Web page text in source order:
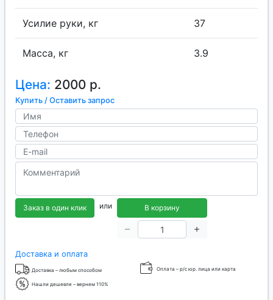
Усилие руки, кг 37
Масса, кг 3.9
Цена: 2000 р.
Купить / Оставить запрос
Заказ в один клик или В корзину
Доставка и оплата
Доставка – любым способом Оплата – р/с юр. лица или карта
Нашли дешевле – вернем 110%